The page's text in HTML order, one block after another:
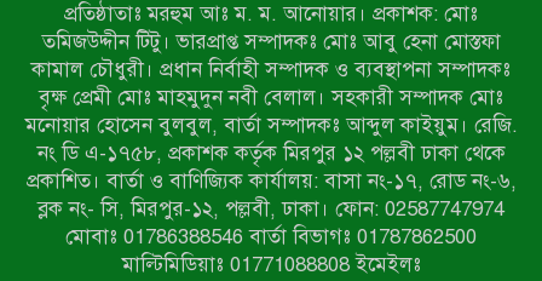
আদমদীঘিতে শুমারি স্বেচ্ছাসেবী নিয়োগে
যোগ্যতার ভিত্তিতে তালিকা প্রকাশ;
নির্বাচিতদের আ.লীগ ট্যাগে প্রচারণা
সংবাদ প্রকাশের জেরে সাংবাদিককে দেখে
নেওয়ার হুমকি দিলেন দোড়া মাদরাসার
পরিচয় দেওয়া সভাপতি
উখিয়ায় বিজিবির অভিযানে ৪০ হাজার
প্রতিষ্ঠাতাঃ মরহুম আঃ ম. ম. আনোয়ার। প্রকাশক: মোঃ
তমিজউদ্দীন টিটু। ভারপ্রাপ্ত সম্পাদকঃ মোঃ আবু হেনা মোস্তফা
কামাল চৌধুরী। প্রধান নির্বাহী সম্পাদক ও ব্যবস্থাপনা সম্পাদকঃ
বৃক্ষ প্রেমী মোঃ মাহমুদুন নবী বেলাল। সহকারী সম্পাদক মোঃ
মনোয়ার হোসেন বুলবুল, বার্তা সম্পাদকঃ আব্দুল কাইয়ুম। রেজি.
নং ডি এ-১৭৫৮, প্রকাশক কর্তৃক মিরপুর ১২ পল্লবী ঢাকা থেকে
প্রকাশিত। বার্তা ও বাণিজ্যিক কার্যালয়: বাসা নং-১৭, রোড নং-৬,
ব্লক নং- সি, মিরপুর-১২, পল্লবী, ঢাকা। ফোন: 02587747974
মোবাঃ 01786388546 বার্তা বিভাগঃ 01787862500
মাল্টিমিডিয়াঃ 01771088808 ইমেইলঃ